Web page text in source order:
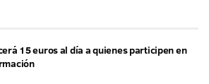
15 euros al día a quienes participen en